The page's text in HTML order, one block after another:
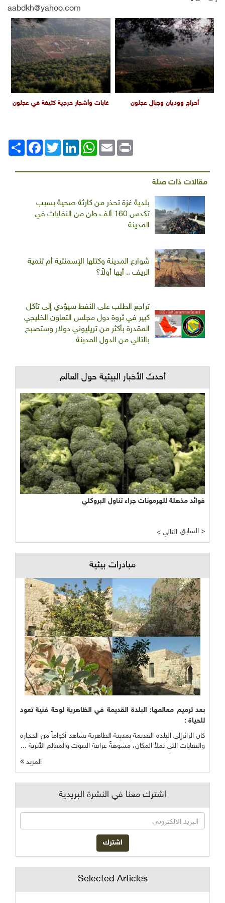
aabdkh@yahoo.com
أحراج ووديان وجبال عجلون غابات وأشجار حرجية كثيفة في عجلون
انشر
FacebookTwitterLinkedIn
WhatsAppEmail Print
مقالات ذات صلة
بلدية غزة تحذر من كارثة صحية بسبب
تكدس 160 ألف طن من النفايات في
المدينة
شوارع المدينة وكتلها الإسمنتية أم تنمية
الريف .. أيها أولاً؟
تراجع الطلب على النفط سيؤدي إلى تآكل
كبير في ثروة دول مجلس التعاون الخليجي
المقدرة بأكثر من تريليوني دولار وستصبح
بالتالي من الدول المدينة
أحدث الأخبار البيئية حول العالم
فوائد مذهلة للهرمونات جراء تناول البروكلي
< التالي السابق >
مبادرات بيئية
بعد ترميم معالمها: البلدة القديمة في الظاهرية لوحة فنية تعود
للحياة :
كان الزائرإلى البلدة القديمة بمدينة الظاهرية يشاهد أكواماً من الحجارة
والنفايات التي تملأ المكان، مشوهةً عراقة البيوت والمعالم الأثرية ...
المزيد
اشترك معنا في النشرة البريدية
Selected Articles